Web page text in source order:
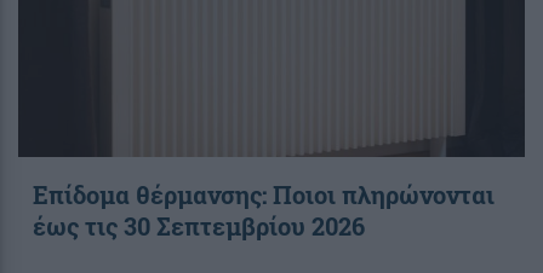
Επίδομα θέρμανσης: Ποιοι πληρώνονται
έως τις 30 Σεπτεμβρίου 2026